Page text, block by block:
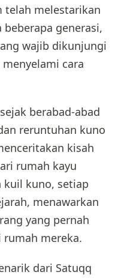
telah melestarikan
generasi,
wajib dikunjungi
cara
berabad-abad
reruntuhan kuno
kisah
rumah kayu
kuno, setiap
menawarkan
yang pernah
rumah mereka.
dari Satuqq